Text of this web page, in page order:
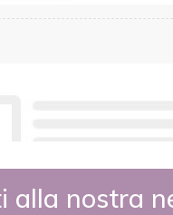
alla nostra